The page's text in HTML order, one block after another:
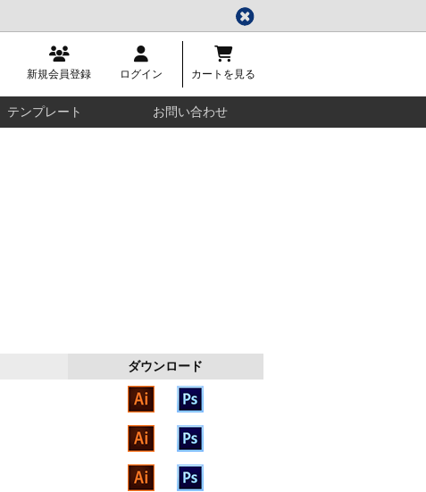
新規会員登録 ログイン カートを見る
テンプレート お問い合わせ
ダウンロード